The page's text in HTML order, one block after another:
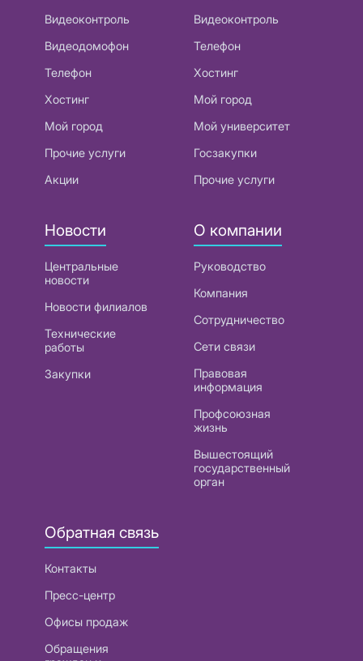
Видеоконтроль
Видеодомофон
Телефон
Хостинг
Мой город
Прочие услуги
Акции
Видеоконтроль
Телефон
Хостинг
Мой город
Мой университет
Госзакупки
Прочие услуги
Новости
Центральные
новости
Новости филиалов
Технические
работы
Закупки
О компании
Руководство
Компания
Сотрудничество
Сети связи
Правовая
информация
Профсоюзная
жизнь
Вышестоящий
государственный
орган
Обратная связь
Контакты
Пресс-центр
Офисы продаж
Обращения